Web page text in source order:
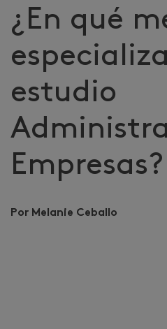
¿En qué
estudio
Empresas?​
Por Melanie Ceballo